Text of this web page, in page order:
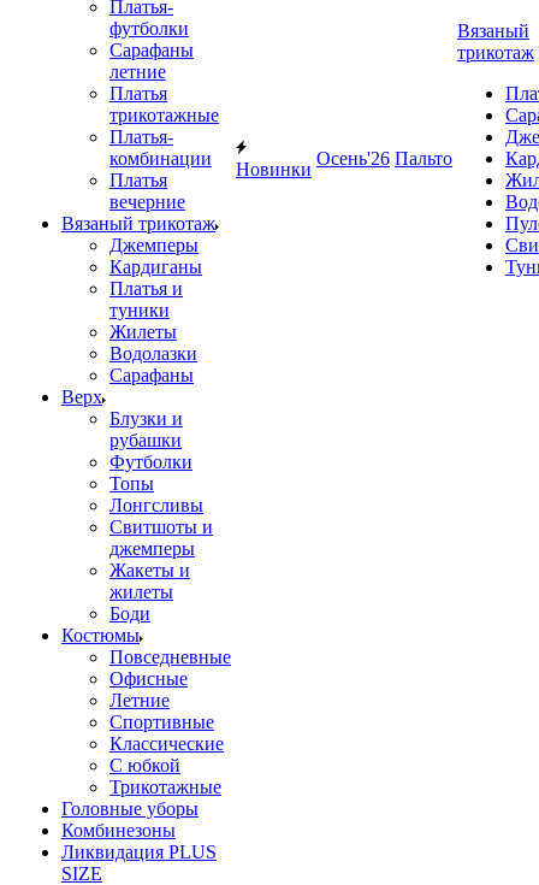
Платья-
футболки
Сарафаны
летние
Платья
трикотажные
Платья-
комбинации
Платья
вечерние
Вязаный трикотаж
Джемперы
Кардиганы
Платья и
туники
Жилеты
Водолазки
Сарафаны
Верх
Блузки и
рубашки
Футболки
Топы
Лонгсливы
Свитшоты и
джемперы
Жакеты и
жилеты
Боди
Костюмы
Повседневные
Офисные
Летние
Спортивные
Классические
С юбкой
Трикотажные
Головные уборы
Комбинезоны
Ликвидация PLUS
SIZE
Новинки
Осень'26 Пальто
Вязаный
трикотаж